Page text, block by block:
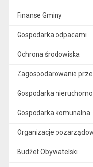
Finanse Gminy
Gospodarka odpadami
Ochrona środowiska
Zagospodarowanie
Gospodarka
Gospodarka komunalna
Organizacje
Budżet Obywatelski